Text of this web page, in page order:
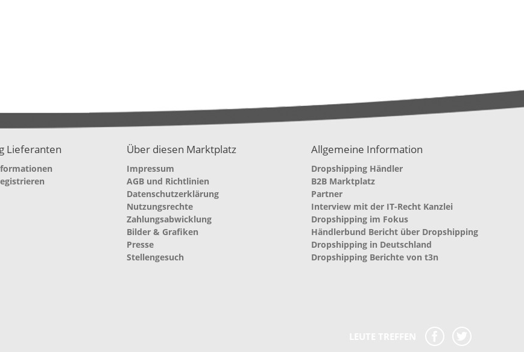
Lieferanten Über diesen Marktplatz
Impressum
AGB und Richtlinien
Datenschutzerklärung
Nutzungsrechte
Zahlungsabwicklung
Bilder & Grafiken
Presse
Stellengesuch
Allgemeine Information
Dropshipping Händler
B2B Marktplatz
Partner
Interview mit der IT-Recht Kanzlei
Dropshipping im Fokus
Händlerbund Bericht über Dropshipping
Dropshipping in Deutschland
Dropshipping Berichte von t3n